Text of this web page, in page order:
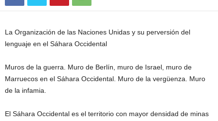
La Organización de las Naciones Unidas y su perversión del
lenguaje en el Sáhara Occidental
Muros de la guerra. Muro de Berlín, muro de Israel, muro de
Marruecos en el Sáhara Occidental. Muro de la vergüenza. Muro
de la infamia.
El Sáhara Occidental es el territorio con mayor densidad de minas